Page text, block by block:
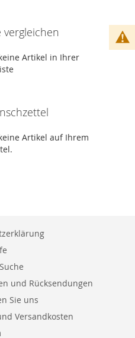
Artikel in Ihrer
Artikel auf Ihrem
und Rücksendungen
Sie uns
Versandkosten